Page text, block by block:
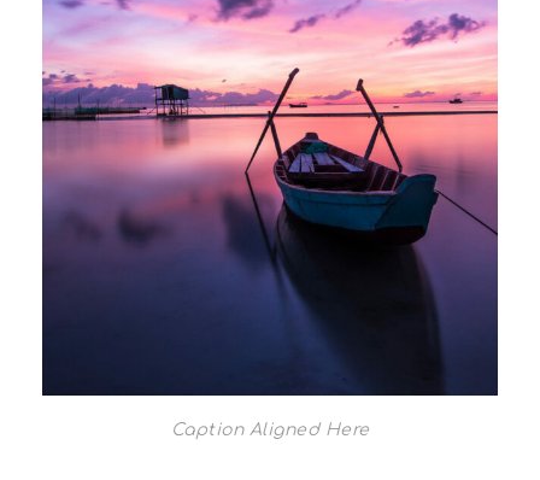
Caption Aligned Here